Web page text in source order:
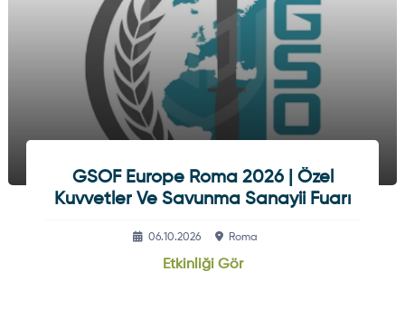
GSOF Europe Roma 2026 | Özel
Kuvvetler Ve Savunma Sanayii Fuarı
06.10.2026 Roma
Etkinliği Gör